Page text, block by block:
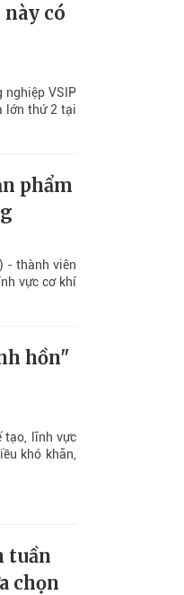
này có
nghiệp VSIP
lớn thứ 2 tại
phẩm
- thành viên
vực cơ khí
hồn"
tạo, lĩnh vực
khó khăn,
tuần
chọn